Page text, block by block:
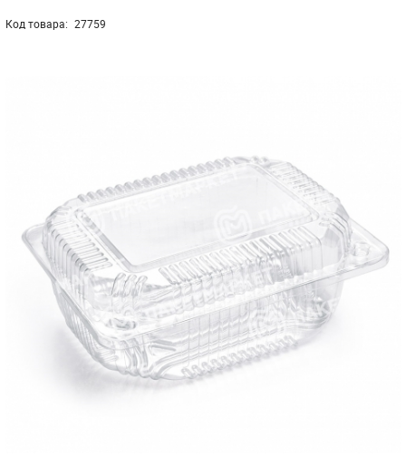
Код товара: 27759